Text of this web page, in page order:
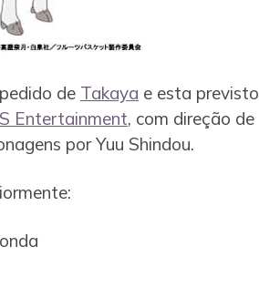
de Takaya e esta previsto
Entertainment, com direção de
por Yuu Shindou.